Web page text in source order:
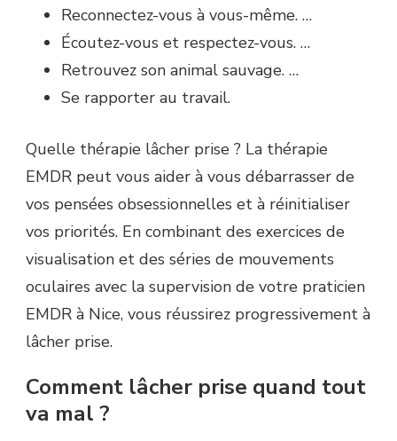
Reconnectez-vous à vous-même. …
Écoutez-vous et respectez-vous. …
Retrouvez son animal sauvage. …
Se rapporter au travail.
Quelle thérapie lâcher prise ? La thérapie
EMDR peut vous aider à vous débarrasser de
vos pensées obsessionnelles et à réinitialiser
vos priorités. En combinant des exercices de
visualisation et des séries de mouvements
oculaires avec la supervision de votre praticien
EMDR à Nice, vous réussirez progressivement à
lâcher prise.
Comment lâcher prise quand tout
va mal ?